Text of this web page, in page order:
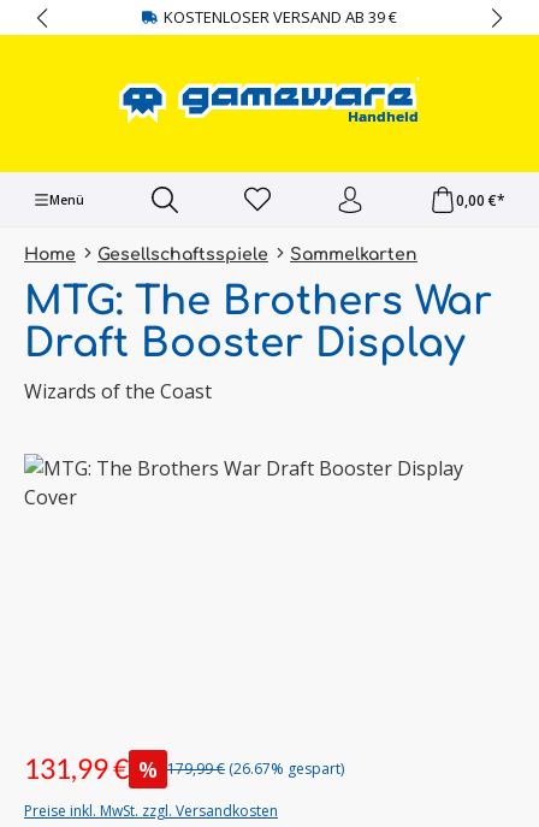
springen KOSTENLOSER VERSAND AB 39 €
Menü 0,00 €*
Home Gesellschaftsspiele Sammelkarten
MTG: The Brothers War
Draft Booster Display
Wizards of the Coast
Bildergalerie überspringen
131,99 € % 179,99 € (26.67% gespart)
Preise inkl. MwSt. zzgl. Versandkosten